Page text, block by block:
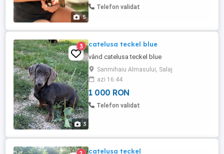
5
Telefon validat
3
3 catelusa teckel blue
vând catelusa teckel blue
Sanmihaiu Almasului, Salaj
azi 16:44
1 000 RON
Telefon validat
catelusa teckel